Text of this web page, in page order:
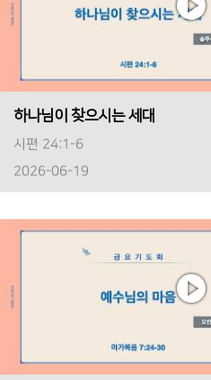
하나님이 찾으시는 세대
시편 24:1-6
2026-06-19